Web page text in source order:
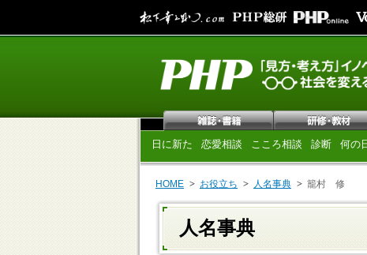
日に新た 恋愛相談 こころ相談 診断 何の
HOME お役立ち 人名事典 籠村 修
人名事典